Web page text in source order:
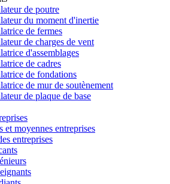
de poutre
du moment d'inertie
de fermes
de charges de vent
d'assemblages
de cadres
de fondations
de mur de soutènement
de plaque de base
et moyennes entreprises
entreprises